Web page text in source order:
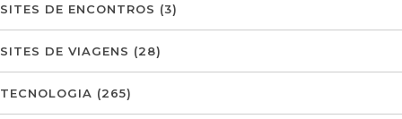
SITES DE ENCONTROS (3)
SITES DE VIAGENS (28)
TECNOLOGIA (265)